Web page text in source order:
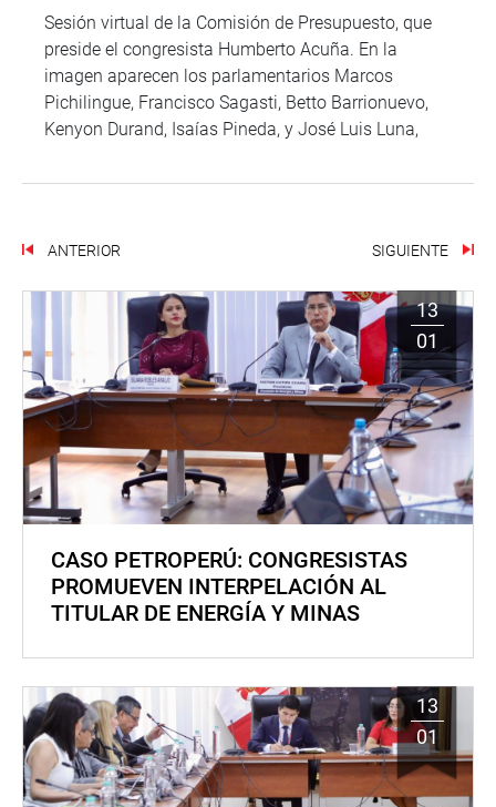
Sesión virtual de la Comisión de Presupuesto, que
preside el congresista Humberto Acuña. En la
imagen aparecen los parlamentarios Marcos
Pichilingue, Francisco Sagasti, Betto Barrionuevo,
Kenyon Durand, Isaías Pineda, y José Luis Luna,
ANTERIOR SIGUIENTE
13
01
CASO PETROPERÚ: CONGRESISTAS
PROMUEVEN INTERPELACIÓN AL
TITULAR DE ENERGÍA Y MINAS
13
01